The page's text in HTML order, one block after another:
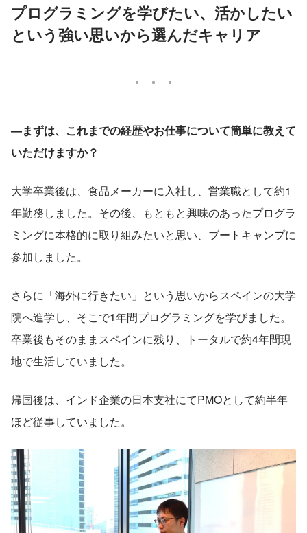
プログラミングを学びたい、活かしたい
という強い思いから選んだキャリア
―まずは、これまでの経歴やお仕事について簡単に教えて
いただけますか？
大学卒業後は、食品メーカーに入社し、営業職として約1
年勤務しました。その後、もともと興味のあったプログラ
ミングに本格的に取り組みたいと思い、ブートキャンプに
参加しました。
さらに「海外に行きたい」という思いからスペインの大学
院へ進学し、そこで1年間プログラミングを学びました。
卒業後もそのままスペインに残り、トータルで約4年間現
地で生活していました。
帰国後は、インド企業の日本支社にてPMOとして約半年
ほど従事していました。